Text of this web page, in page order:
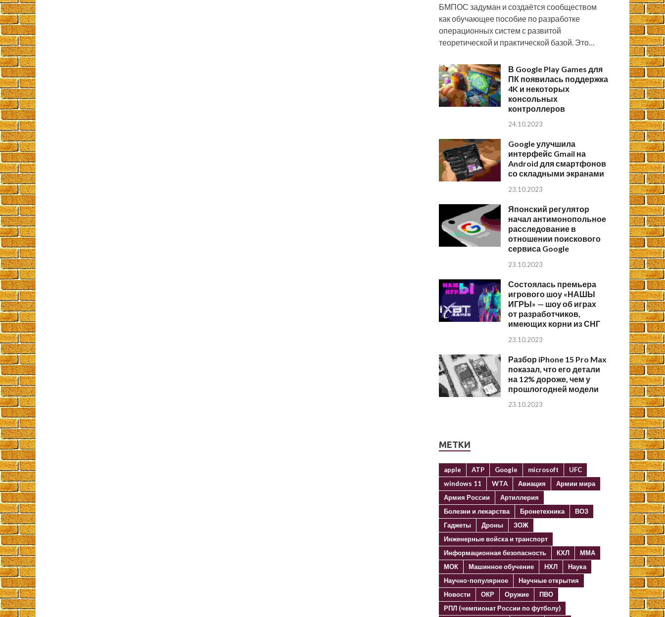
БМПОС задуман и создаётся сообществом
как обучающее пособие по разработке
операционных систем с развитой
теоретической и практической базой. Это…
В Google Play Games для
ПК появилась поддержка
4K и некоторых
консольных
контроллеров
24.10.2023
Google улучшила
интерфейс Gmail на
Android для смартфонов
со складными экранами
23.10.2023
Японский регулятор
начал антимонопольное
расследование в
отношении поискового
сервиса Google
23.10.2023
Состоялась премьера
игрового шоу «НАШЫ
ИГРЫ» — шоу об играх
от разработчиков,
имеющих корни из СНГ
23.10.2023
Разбор iPhone 15 Pro Max
показал, что его детали
на 12% дороже, чем у
прошлогодней модели
23.10.2023
МЕТКИ
apple ATP Google microsoft
UFC
windows 11
WTA Авиация
Армии мира
Армия России
Артиллерия
Болезни и лекарства
Бронетехника
ВОЗ
Гаджеты
Дроны
ЗОЖ
Инженерные войска и транспорт
Информационная безопасность
КХЛ
ММА
МОК
Машинное обучение НХЛ
Наука
Научно-популярное
Научные открытия
Новости
ОКР Оружие
ПВО
РПЛ (чемпионат России по футболу)